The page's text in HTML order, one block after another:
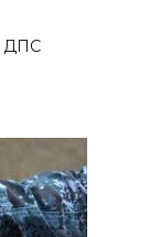
в
ДПС